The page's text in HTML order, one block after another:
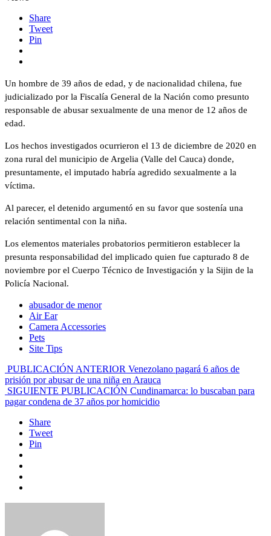
Share
Tweet
Pin
Un hombre de 39 años de edad, y de nacionalidad chilena, fue
judicializado por la Fiscalía General de la Nación como presunto
responsable de abusar sexualmente de una menor de 12 años de
edad.
Los hechos investigados ocurrieron el 13 de diciembre de 2020 en
zona rural del municipio de Argelia (Valle del Cauca) donde,
presuntamente, el imputado habría agredido sexualmente a la
víctima.
Al parecer, el detenido argumentó en su favor que sostenía una
relación sentimental con la niña.
Los elementos materiales probatorios permitieron establecer la
presunta responsabilidad del implicado quien fue capturado 8 de
noviembre por el Cuerpo Técnico de Investigación y la Sijin de la
Policía Nacional.
abusador de menor
Air Ear
Camera Accessories
Pets
Site Tips
PUBLICACIÓN ANTERIOR Venezolano pagará 6 años de
prisión por abusar de una niña en Arauca
SIGUIENTE PUBLICACIÓN Cundinamarca: lo buscaban para
pagar condena de 37 años por homicidio
Share
Tweet
Pin